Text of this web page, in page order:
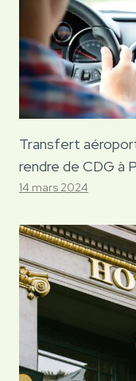
Transfert
rendre de CDG à
14 mars 2024